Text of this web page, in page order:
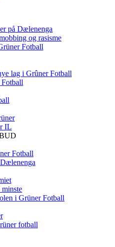
på Dælenenga
og rasisme
Fotball
lag i Grûner Fotball
IL
Fotball
i Grüner Fotball
fotball